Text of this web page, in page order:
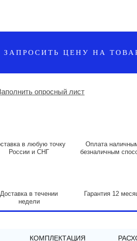
ЗАПРОСИТЬ ЦЕНУ НА
опросный лист
в любую точку
России и СНГ
Оплата
безналичным
Доставка в течении
недели
Гарантия 12
КОМПЛЕКТАЦИЯ